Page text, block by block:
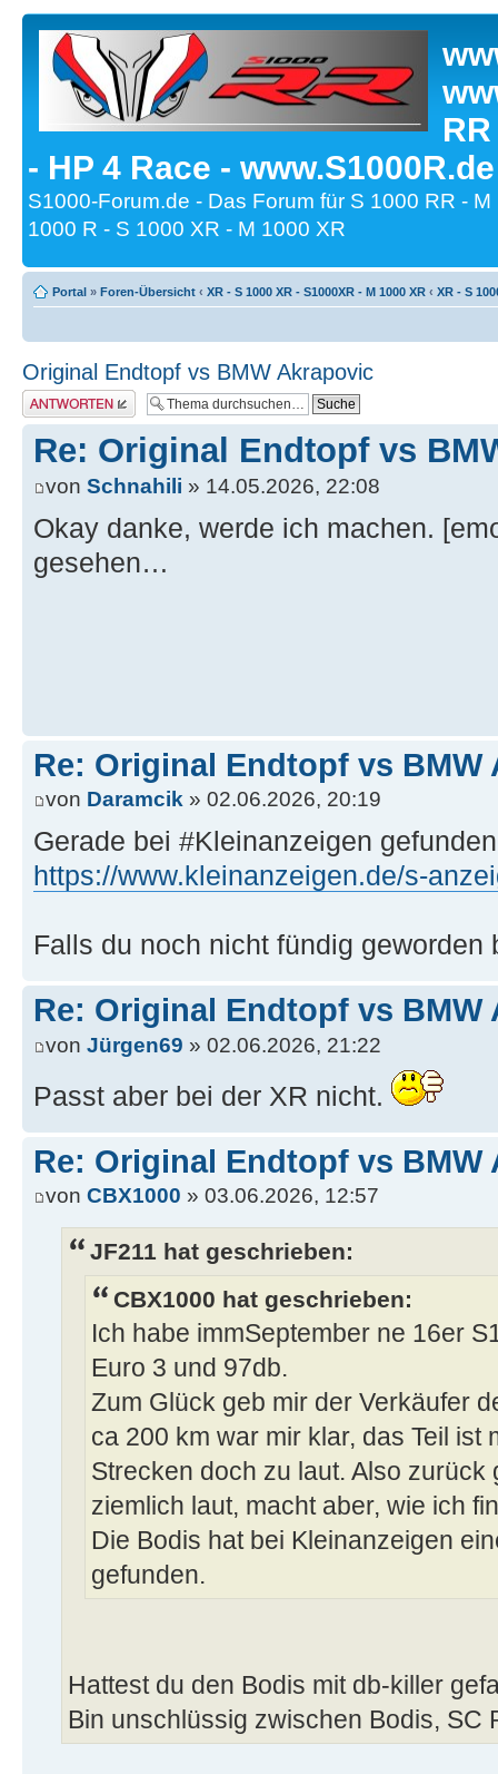
- HP 4 Race -
S1000-Forum.de - Das Forum für S 1000 RR -
1000 R - S 1000 XR - M 1000 XR
Portal » Foren-Übersicht ‹ XR - S 1000 XR - S1000XR - M 1000 XR ‹ XR - S
Original Endtopf vs BMW Akrapovic
Antwort erstellen
Re: Original Endtopf vs
von Schnahili » 14.05.2026, 22:08
Okay danke, werde ich machen.
gesehen…
Re: Original Endtopf vs BMW
von Daramcik » 02.06.2026, 20:19
Gerade bei #Kleinanzeigen
https://www.kleinanzeigen.de/s-
Falls du noch nicht fündig geworden
Re: Original Endtopf vs BMW
von Jürgen69 » 02.06.2026, 21:22
Passt aber bei der XR nicht.
Re: Original Endtopf vs BMW
von CBX1000 » 03.06.2026, 12:57
JF211 hat geschrieben:
CBX1000 hat geschrieben:
Ich habe immSeptember ne 16er
Euro 3 und 97db.
Zum Glück geb mir der Verkäufer
ca 200 km war mir klar, das Teil ist
Strecken doch zu laut. Also
ziemlich laut, macht aber, wie ich
Die Bodis hat bei Kleinanzeigen
gefunden.
Hattest du den Bodis mit db-killer
Bin unschlüssig zwischen Bodis, SC